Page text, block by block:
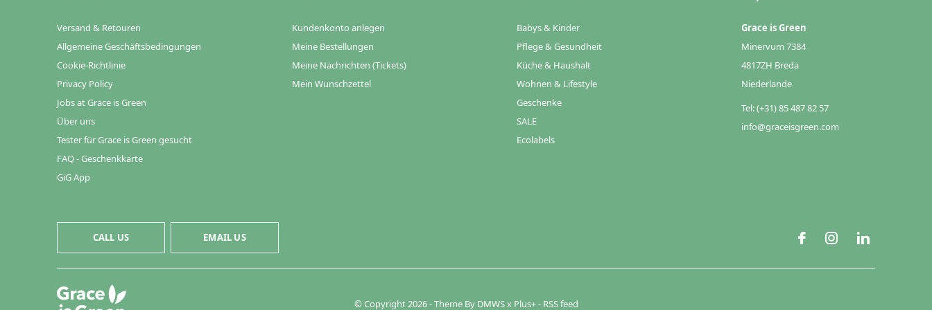
Versand & Retouren
Allgemeine Geschäftsbedingungen
Cookie-Richtlinie
Privacy Policy
Jobs at Grace is Green
Über uns
Tester für Grace is Green gesucht
FAQ - Geschenkkarte
GiG App
Kundenkonto anlegen
Meine Bestellungen
Meine Nachrichten (Tickets)
Mein Wunschzettel
Babys & Kinder
Pflege & Gesundheit
Küche & Haushalt
Wohnen & Lifestyle
Geschenke
SALE
Ecolabels
Grace is Green
Minervum 7384
4817ZH Breda
Niederlande
Tel: (+31) 85 487 82 57
info@graceisgreen.com
CALL US EMAIL US
© Copyright2026- Theme By DMWSx Plus+- RSS feed